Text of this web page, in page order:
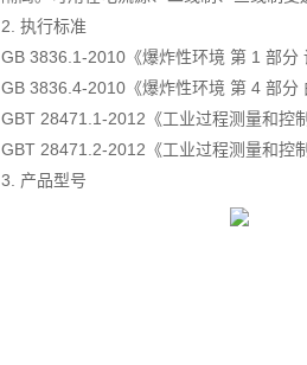
2. 执行标准
GB 3836.1-2010《爆炸性环境 第 1 部分
GB 3836.4-2010《爆炸性环境 第 4 部分
GBT 28471.1-2012《工业过程测量和控
GBT 28471.2-2012《工业过程测量和控
3. 产品型号